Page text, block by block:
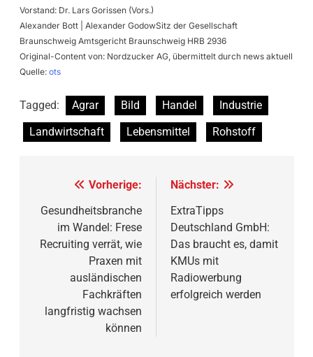
Vorstand: Dr. Lars Gorissen (Vors.)
Alexander Bott | Alexander GodowSitz der Gesellschaft
Braunschweig Amtsgericht Braunschweig HRB 2936
Original-Content von: Nordzucker AG, übermittelt durch news aktuell
Quelle: ots
Tagged: Agrar Bild Handel
Industrie
Landwirtschaft
Lebensmittel Rohstoff
Beitragsnavigation
Vorherige:
Gesundheitsbranche
im Wandel: Frese
Recruiting verrät, wie
Praxen mit
ausländischen
Fachkräften
langfristig wachsen
können
Nächster:
ExtraTipps
Deutschland GmbH:
Das braucht es, damit
KMUs mit
Radiowerbung
erfolgreich werden